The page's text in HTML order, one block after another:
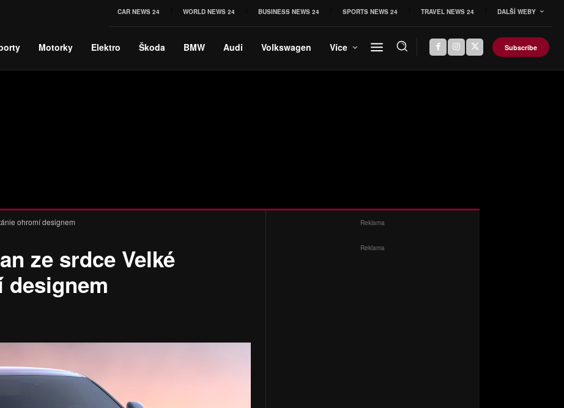
CAR NEWS 24 WORLD NEWS 24 BUSINESS NEWS 24 SPORTS NEWS 24 TRAVEL NEWS 24 DALŠÍ WEBY
Motorky Elektro Škoda BMW Audi Volkswagen Více Subscribe
ohromí designem
ze srdce Velké
Reklama
Reklama